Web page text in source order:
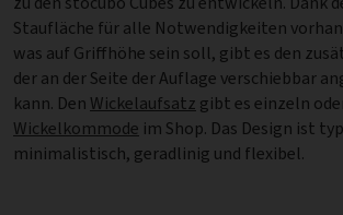
Staufläche für alle Notwendigkeiten
was auf Griffhöhe sein soll, gibt es den
der an der Seite der Auflage verschiebbar
kann. Den Wickelaufsatz gibt es einzeln
Wickelkommode im Shop. Das Design ist
minimalistisch, geradlinig und flexibel.